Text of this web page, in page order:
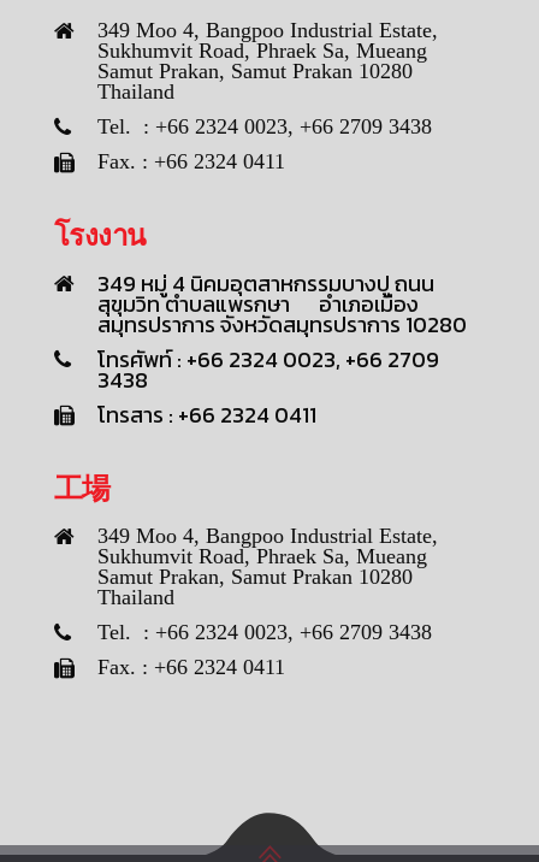
349 Moo 4, Bangpoo Industrial Estate,
Sukhumvit Road, Phraek Sa, Mueang
Samut Prakan, Samut Prakan 10280
Thailand
Tel. : +66 2324 0023, +66 2709 3438
Fax. : +66 2324 0411
โรงงาน
349 หมู่ 4 นิคมอุตสาหกรรมบางปู ถนน
สุขุมวิท ตำบลแพรกษา อำเภอเมือง
สมุทรปราการ จังหวัดสมุทรปราการ 10280
โทรศัพท์ : +66 2324 0023, +66 2709
3438
โทรสาร : +66 2324 0411
工場
349 Moo 4, Bangpoo Industrial Estate,
Sukhumvit Road, Phraek Sa, Mueang
Samut Prakan, Samut Prakan 10280
Thailand
Tel. : +66 2324 0023, +66 2709 3438
Fax. : +66 2324 0411